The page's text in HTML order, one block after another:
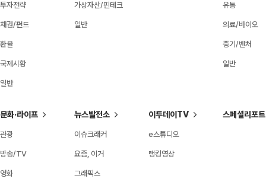
투자전략
채권/펀드
환율
국제시황
일반
가상자산/핀테크
일반
유통
의료/바이오
중기/벤처
일반
문화·라이프
관광
방송/TV
영화
뉴스발전소
이슈크래커
요즘, 이거
그래픽스
이투데이TV
e스튜디오
랭킹영상
스페셜리포트